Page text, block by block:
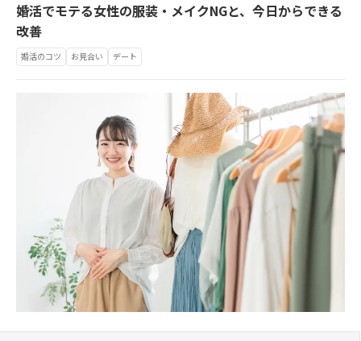
婚活でモテる女性の服装・メイクNGと、今日からできる
改善
婚活のコツ お見合い デート